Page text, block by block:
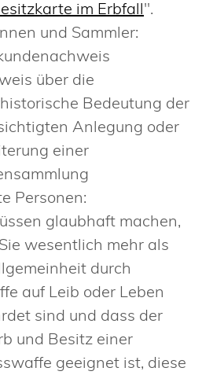
im Erbfall".
und Sammler:
über die
Bedeutung der
Anlegung oder
einer
Personen:
glaubhaft machen,
wesentlich mehr als
durch
auf Leib oder Leben
sind und dass der
und Besitz einer
geeignet ist, diese